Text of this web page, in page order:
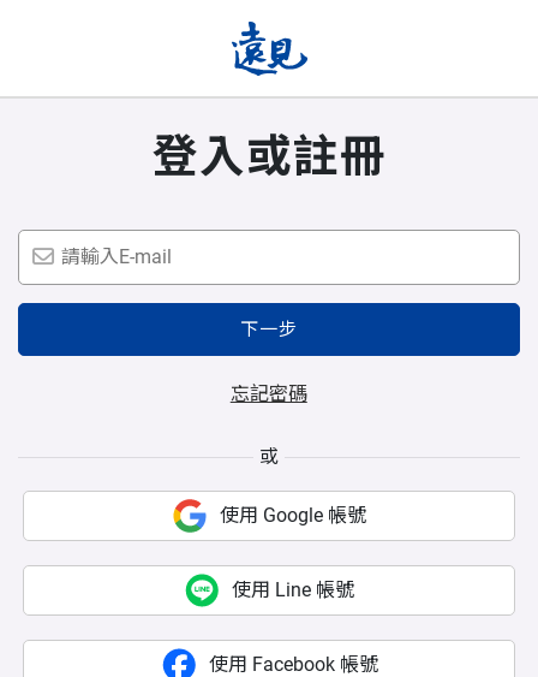
登入或註冊
下一步
忘記密碼
或
使用 Google 帳號
使用 Line 帳號
使用 Facebook 帳號